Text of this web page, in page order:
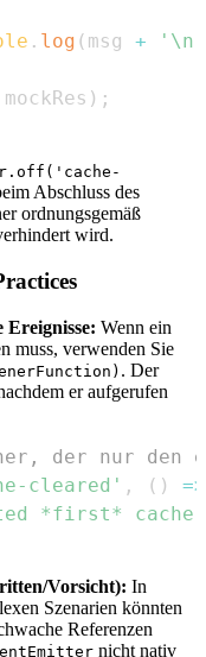
. log ( msg +
'\n'
mockRes ) ;
Abschluss des
ordnungsgemäß
wird.
Ereignisse: Wenn ein
muss, verwenden Sie
. Der
er aufgerufen
der nur den
cleared' , ( )
=>
*first*
Vorsicht): In
Szenarien könnten
Referenzen
nicht nativ